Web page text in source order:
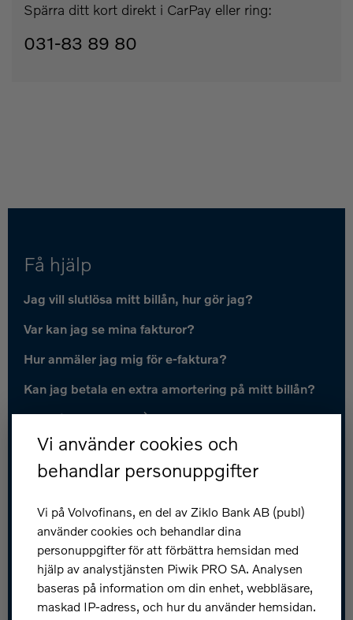
Spärra ditt kort direkt i CarPay eller ring:
031-83 89 80
Få hjälp
Jag vill slutlösa mitt billån, hur gör jag?
Var kan jag se mina fakturor?
Hur anmäler jag mig för e-faktura?
Kan jag betala en extra amortering på mitt billån?
Fler frågor och svar
Kundservice
Kontakta oss
Snabblänkar
Jobba hos oss
Vi använder cookies och
behandlar personuppgifter
Vi på Volvofinans, en del av Ziklo Bank AB (publ)
använder cookies och behandlar dina
personuppgifter för att förbättra hemsidan med
hjälp av analystjänsten Piwik PRO SA. Analysen
baseras på information om din enhet, webbläsare,
maskad IP-adress, och hur du använder hemsidan.